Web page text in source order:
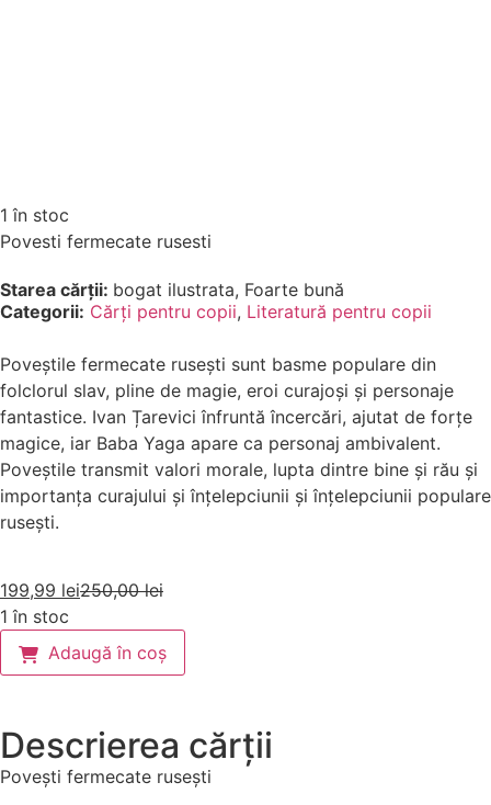
1 în stoc
Povesti fermecate rusesti
Starea cărții: bogat ilustrata, Foarte bună
Categorii: Cărți pentru copii, Literatură pentru copii
Poveștile fermecate rusești sunt basme populare din
folclorul slav, pline de magie, eroi curajoși și personaje
fantastice. Ivan Țarevici înfruntă încercări, ajutat de forțe
magice, iar Baba Yaga apare ca personaj ambivalent.
Poveștile transmit valori morale, lupta dintre bine și rău și
importanța curajului și înțelepciunii și înțelepciunii populare
rusești.
250,00lei
199,99 lei
1 în stoc
Adaugă în coș
Descrierea cărții
Povești fermecate rusești